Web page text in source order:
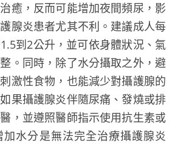
癒，反而可能增加夜間頻尿，影
腺炎患者尤其不利。建議成人每
到2公升，並可依身體狀況、氣
。同時，除了水分攝取之外，避
激性食物，也能減少對攝護腺的
果攝護腺炎伴隨尿痛、發燒或排
，並遵照醫師指示使用抗生素或
水分是無法完全治療攝護腺炎